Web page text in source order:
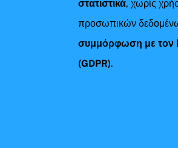
στατιστικά, χωρίς
προσωπικών
συμμόρφωση με τον
(GDPR).